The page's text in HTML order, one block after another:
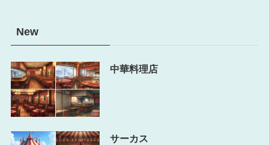
New
中華料理店
サーカス